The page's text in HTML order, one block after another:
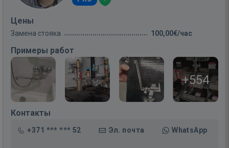
Цены
Замена стояка 100,00€/час
Примеры работ
+554
Контакты
+371 *** *** 52 Эл. почта WhatsApp